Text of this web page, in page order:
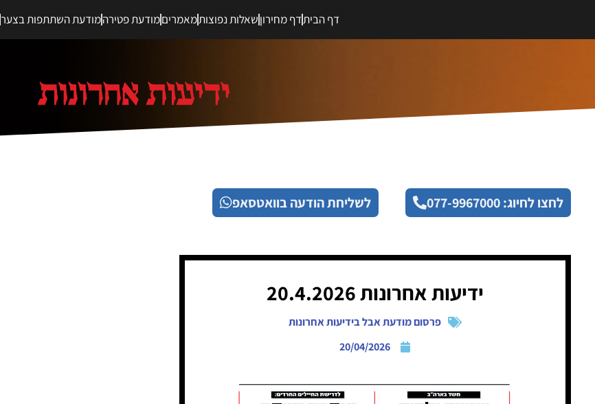
דף הביתדף מחירוןשאלות נפוצותמאמריםמודעת פטירהמודעת השתתפות בצער
לחצו לחיוג: 077-9967000 לשליחת הודעה בוואטסאפ
ידיעות אחרונות 20.4.2026
פרסום מודעת אבל בידיעות אחרונות
20/04/2026